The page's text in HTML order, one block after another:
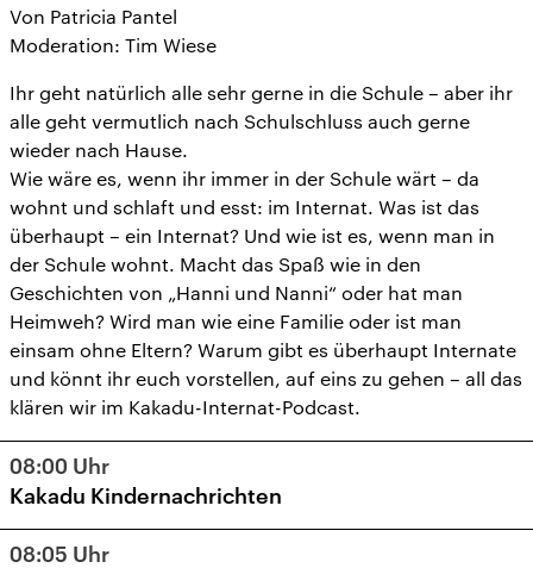
Von Patricia Pantel
Moderation: Tim Wiese
Ihr geht natürlich alle sehr gerne in die Schule – aber ihr
alle geht vermutlich nach Schulschluss auch gerne
wieder nach Hause.
Wie wäre es, wenn ihr immer in der Schule wärt – da
wohnt und schlaft und esst: im Internat. Was ist das
überhaupt – ein Internat? Und wie ist es, wenn man in
der Schule wohnt. Macht das Spaß wie in den
Geschichten von „Hanni und Nanni“ oder hat man
Heimweh? Wird man wie eine Familie oder ist man
einsam ohne Eltern? Warum gibt es überhaupt Internate
und könnt ihr euch vorstellen, auf eins zu gehen – all das
klären wir im Kakadu-Internat-Podcast.
08:00 Uhr
Kakadu Kindernachrichten
08:05 Uhr